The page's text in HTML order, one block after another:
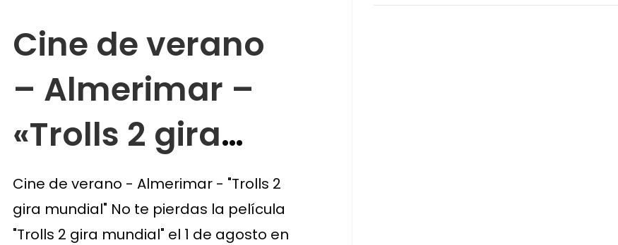
Cine de verano
– Almerimar –
«Trolls 2 gira
mundial»
Cine de verano - Almerimar - "Trolls 2
gira mundial" No te pierdas la película
"Trolls 2 gira mundial" el 1 de agosto en